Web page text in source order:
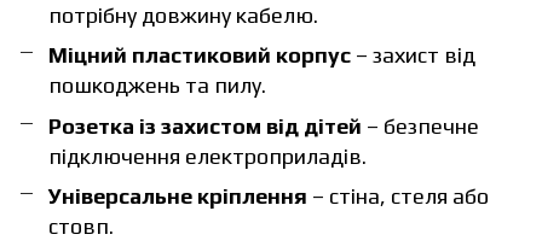
потрібну довжину кабелю.
Міцний пластиковий корпус – захист від
пошкоджень та пилу.
Розетка із захистом від дітей – безпечне
підключення електроприладів.
Універсальне кріплення – стіна, стеля або
стовп.